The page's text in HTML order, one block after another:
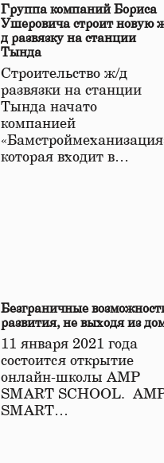
Группа компаний Бориса
Ушеровича строит новую
д развязку на станции
Тында
Строительство ж/д
развязки на станции
Тында начато
компанией
которая входит в…
Безграничные
развития, не выходя из
11 января 2021 года
состоится открытие
онлайн-школы АМР
SMART SCHOOL.
SMART…